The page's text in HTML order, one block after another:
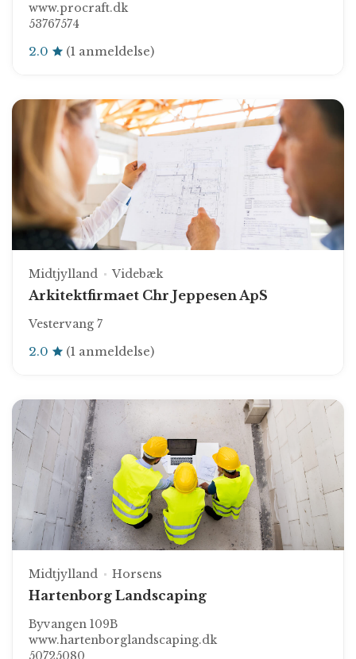
www.procraft.dk
53767574
2.0 (1 anmeldelse)
Midtjylland Videbæk
Arkitektfirmaet Chr Jeppesen ApS
Vestervang 7
2.0 (1 anmeldelse)
Midtjylland Horsens
Hartenborg Landscaping
Byvangen 109B
www.hartenborglandscaping.dk
50725080